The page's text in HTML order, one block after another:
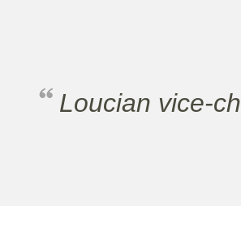
Loucian vice-champion de France M15. et il termine 3eme de N2 avec l'équipe Aura